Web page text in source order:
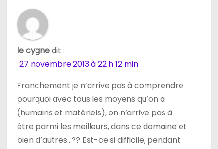
e
a
r
t
le cygnedit :
27 novembre 2013 à 22 h 12 min
Franchement je n’arrive pas à comprendre
pourquoi avec tous les moyens qu’on a
(humains et matériels), on n’arrive pas à
être parmi les meilleurs, dans ce domaine et
bien d’autres…?? Est-ce si difficile, pendant